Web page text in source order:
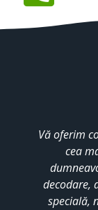
Vă oferim
cea
decodare,
specială,